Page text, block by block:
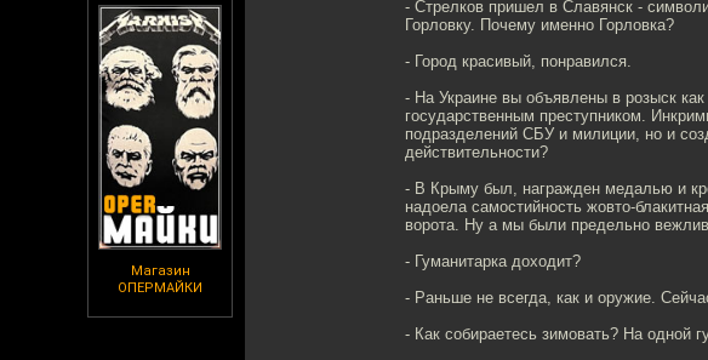
Магазин
ОПЕРМАЙКИ
- Стрелков пришел в Славянск -
Горловку. Почему именно Горловка?
- Город красивый, понравился.
- На Украине вы объявлены в розыск
государственным преступником.
подразделений СБУ и милиции, но и
действительности?
- В Крыму был, награжден медалью и
надоела самостийность жовто-
ворота. Ну а мы были предельно
- Гуманитарка доходит?
- Раньше не всегда, как и оружие.
- Как собираетесь зимовать? На одной